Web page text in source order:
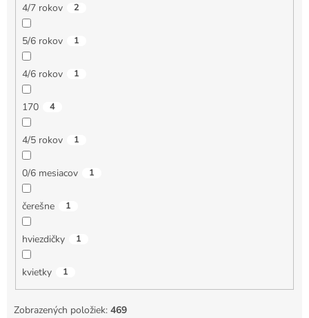
4/7 rokov 2
5/6 rokov 1
4/6 rokov 1
170 4
4/5 rokov 1
0/6 mesiacov 1
čerešne 1
hviezdičky 1
kvietky 1
Zobrazených položiek: 469